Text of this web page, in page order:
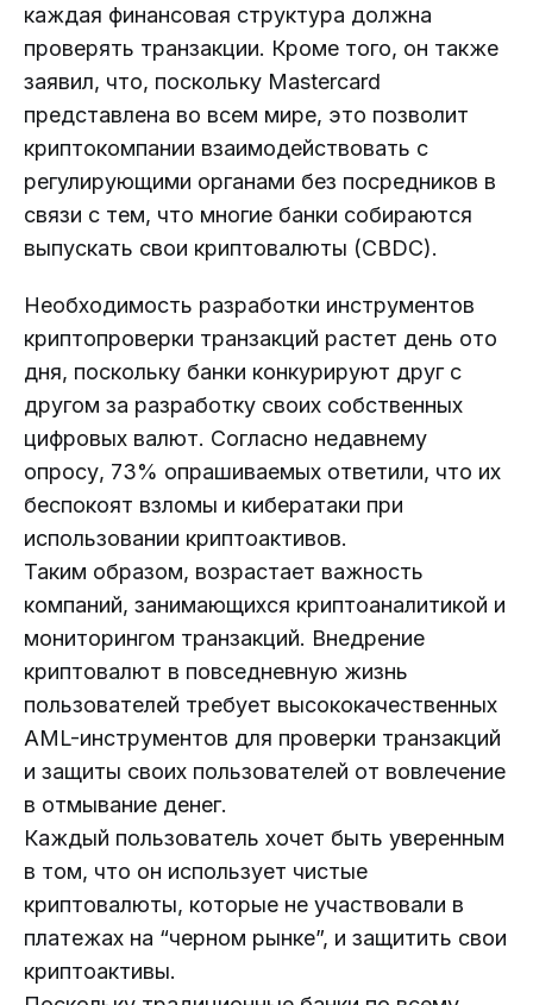
каждая финансовая структура должна
проверять транзакции. Кроме того, он также
заявил, что, поскольку Mastercard
представлена ​​во всем мире, это позволит
криптокомпании взаимодействовать с
регулирующими органами без посредников в
связи с тем, что многие банки собираются
выпускать свои криптовалюты (CBDC).
Необходимость разработки инструментов
криптопроверки транзакций растет день ото
дня, поскольку банки конкурируют друг с
другом за разработку своих собственных
цифровых валют. Согласно недавнему
опросу, 73% опрашиваемых ответили, что их
беспокоят взломы и кибератаки при
использовании криптоактивов.
Таким образом, возрастает важность
компаний, занимающихся криптоаналитикой и
мониторингом транзакций. Внедрение
криптовалют в повседневную жизнь
пользователей требует высококачественных
AML-инструментов для проверки транзакций
и защиты своих пользователей от вовлечение
в отмывание денег.
Каждый пользователь хочет быть уверенным
в том, что он использует чистые
криптовалюты, которые не участвовали в
платежах на “черном рынке”, и защитить свои
криптоактивы.